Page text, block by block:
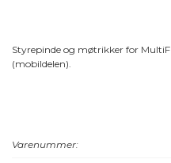
Styrepinde og møtrikker for
(mobildelen).
Varenummer: